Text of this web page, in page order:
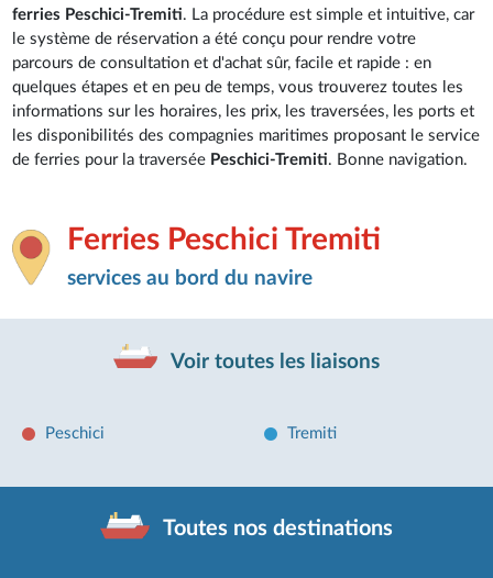
ferries Peschici-Tremiti. La procédure est simple et intuitive, car
le système de réservation a été conçu pour rendre votre
parcours de consultation et d'achat sûr, facile et rapide : en
quelques étapes et en peu de temps, vous trouverez toutes les
informations sur les horaires, les prix, les traversées, les ports et
les disponibilités des compagnies maritimes proposant le service
de ferries pour la traversée Peschici-Tremiti. Bonne navigation.
Ferries Peschici Tremiti
services au bord du navire
Voir toutes les liaisons
Peschici Tremiti
Toutes nos destinations